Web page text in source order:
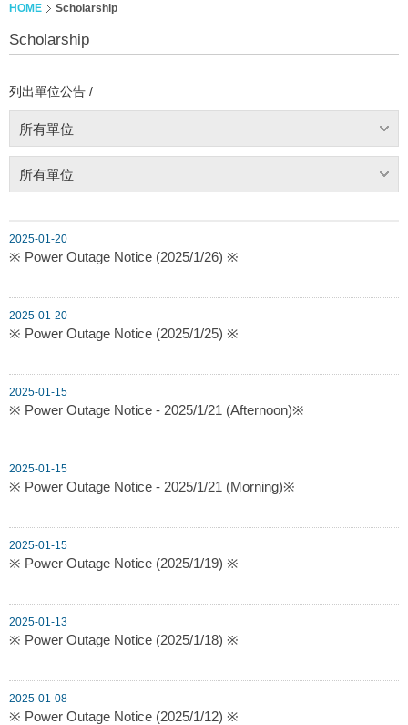
HOME Scholarship
Scholarship
列出單位公告 /
所有單位
所有單位
2025-01-20
※ Power Outage Notice (2025/1/26) ※
2025-01-20
※ Power Outage Notice (2025/1/25) ※
2025-01-15
※ Power Outage Notice - 2025/1/21 (Afternoon)※
2025-01-15
※ Power Outage Notice - 2025/1/21 (Morning)※
2025-01-15
※ Power Outage Notice (2025/1/19) ※
2025-01-13
※ Power Outage Notice (2025/1/18) ※
2025-01-08
※ Power Outage Notice (2025/1/12) ※